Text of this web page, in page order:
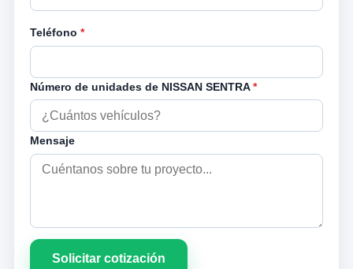
Teléfono *
Número de unidades de NISSAN SENTRA*
Mensaje
Solicitar cotización